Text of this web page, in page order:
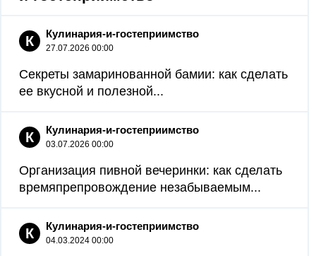
К Кулинария-и-гостеприимство
27.07.2026 00:00
Секреты замаринованной бамии: как сделать
ее вкусной и полезной...
К Кулинария-и-гостеприимство
03.07.2026 00:00
Организация пивной вечеринки: как сделать
времяпрепровождение незабываемым...
К Кулинария-и-гостеприимство
04.03.2024 00:00